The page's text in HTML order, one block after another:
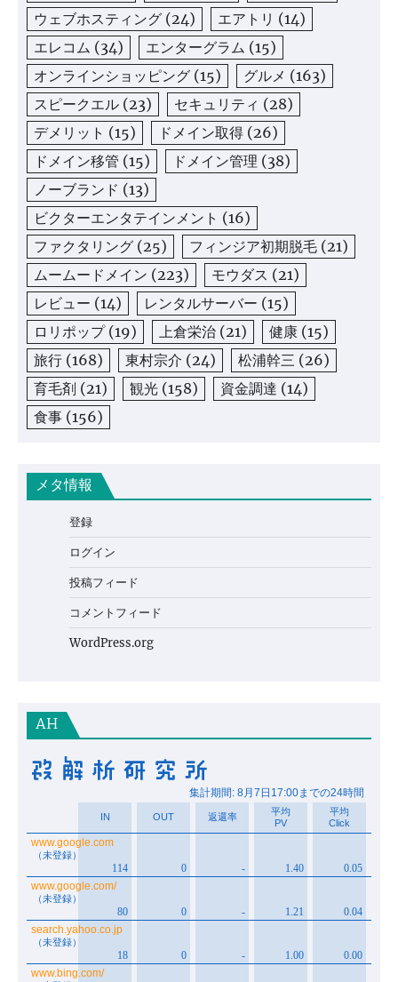
ウェブホスティング (24) エアトリ (14)
エレコム (34) エンターグラム (15)
オンラインショッピング (15) グルメ (163)
スピークエル (23) セキュリティ (28)
デメリット (15) ドメイン取得 (26)
ドメイン移管 (15) ドメイン管理 (38)
ノーブランド (13)
ビクターエンタテインメント (16)
ファクタリング (25) フィンジア初期脱毛 (21)
ムームードメイン (223) モウダス (21)
レビュー (14) レンタルサーバー (15)
ロリポップ(19) 上倉栄治 (21) 健康 (15)
旅行 (168) 東村宗介 (24) 松浦幹三 (26)
育毛剤 (21) 観光 (158) 資金調達 (14)
食事 (156)
メタ情報
登録
ログイン
投稿フィード
コメントフィード
WordPress.org
AH